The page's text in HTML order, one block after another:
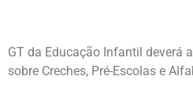
GT da Educação Infantil deverá
sobre Creches, Pré-Escolas e